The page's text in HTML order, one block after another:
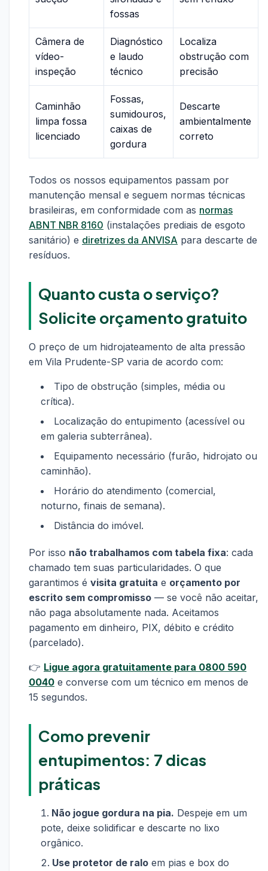
fossas
Câmera de
vídeo-
inspeção
Diagnóstico
e laudo
técnico
Localiza
obstrução com
precisão
Caminhão
limpa fossa
licenciado
Fossas,
sumidouros,
caixas de
gordura
Descarte
ambientalmente
correto
Todos os nossos equipamentos passam por
manutenção mensal e seguem normas técnicas
brasileiras, em conformidade com as normas
ABNT NBR 8160 (instalações prediais de esgoto
sanitário) e diretrizes da ANVISA para descarte de
resíduos.
Quanto custa o serviço?
Solicite orçamento gratuito
O preço de um hidrojateamento de alta pressão
em Vila Prudente-SP varia de acordo com:
Tipo de obstrução (simples, média ou
crítica).
Localização do entupimento (acessível ou
em galeria subterrânea).
Equipamento necessário (furão, hidrojato ou
caminhão).
Horário do atendimento (comercial,
noturno, finais de semana).
Distância do imóvel.
Por isso não trabalhamos com tabela fixa: cada
chamado tem suas particularidades. O que
garantimos é visita gratuita e orçamento por
escrito sem compromisso — se você não aceitar,
não paga absolutamente nada. Aceitamos
pagamento em dinheiro, PIX, débito e crédito
(parcelado).
👉 Ligue agora gratuitamente para 0800 590
0040 e converse com um técnico em menos de
15 segundos.
Como prevenir
entupimentos: 7 dicas
práticas
Não jogue gordura na pia. Despeje em um
pote, deixe solidificar e descarte no lixo
orgânico.
Use protetor de ralo em pias e box do